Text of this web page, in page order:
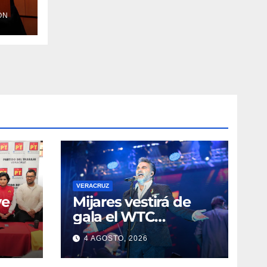
a
VERACRUZ
Mijares vestirá de
gala el WTC
Veracruz con un
monumental show
sinfónico por sus 10
4 AGOSTO, 2026